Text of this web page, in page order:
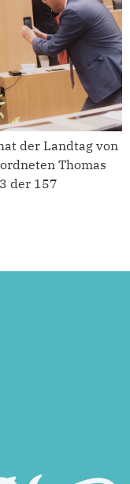
der Landtag von
Thomas
der 157